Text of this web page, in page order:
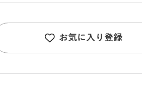
お気に入り登録